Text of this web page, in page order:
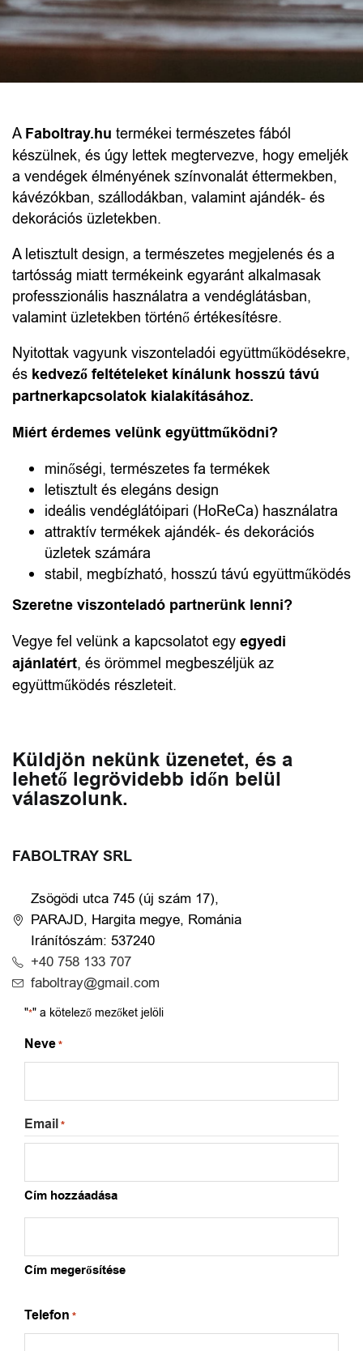
LEGYEN A FABOLTRAY.HU
VISZONTELADÓ
PARTNERE
Természetes fa
termékek,
amelyek
értéket adnak
vendégei és
vásárlói
élményéhez.
A Faboltray.hu termékei természetes fából
készülnek, és úgy lettek megtervezve, hogy emeljék
a vendégek élményének színvonalát éttermekben,
kávézókban, szállodákban, valamint ajándék- és
dekorációs üzletekben.
A letisztult design, a természetes megjelenés és a
tartósság miatt termékeink egyaránt alkalmasak
professzionális használatra a vendéglátásban,
valamint üzletekben történő értékesítésre.
Nyitottak vagyunk viszonteladói együttműködésekre,
és kedvező feltételeket kínálunk hosszú távú
partnerkapcsolatok kialakításához.
Miért érdemes velünk együttműködni?
minőségi, természetes fa termékek
letisztult és elegáns design
ideális vendéglátóipari (HoReCa) használatra
attraktív termékek ajándék- és dekorációs
üzletek számára
stabil, megbízható, hosszú távú együttműködés
Szeretne viszonteladó partnerünk lenni?
Vegye fel velünk a kapcsolatot egy egyedi
ajánlatért, és örömmel megbeszéljük az
együttműködés részleteit.
Küldjön nekünk üzenetet, és a
lehető legrövidebb időn belül
válaszolunk.
FABOLTRAY SRL
Zsögödi utca 745 (új szám 17),
PARAJD, Hargita megye, Románia
Iránítószám: 537240
+40 758 133 707
faboltray@gmail.com
"*" a kötelező mezőket jelöli
Neve*
Email*
Cím hozzáadása
Cím megerősítése
Telefon *
Elfelejtett jelszó?